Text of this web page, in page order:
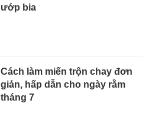
ướp bia
Cách làm miến trộn chay đơn
giản, hấp dẫn cho ngày rằm
tháng 7